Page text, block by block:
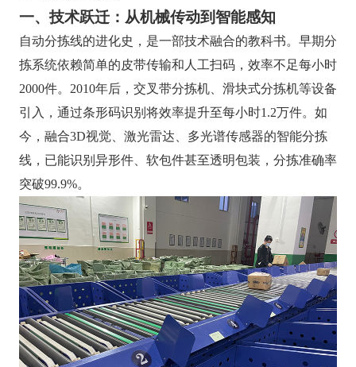
一、技术跃迁：从机械传动到智能感知
自动分拣线的进化史，是一部技术融合的教科书。早期分
拣系统依赖简单的皮带传输和人工扫码，效率不足每小时
2000件。2010年后，交叉带分拣机、滑块式分拣机等设备
引入，通过条形码识别将效率提升至每小时1.2万件。如
今，融合3D视觉、激光雷达、多光谱传感器的智能分拣
线，已能识别异形件、软包件甚至透明包装，分拣准确率
突破99.9%。